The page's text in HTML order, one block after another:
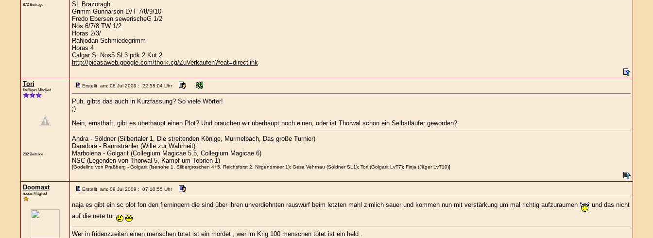
872 Beiträge
SL Brazoragh
Grimm Gunnarson LVT 7/8/9/10
Fredo Ebersen sewerischeG 1/2
Nos 6/7/8 TW 1/2
Horas 2/3/
Rahjodan Schmiedegrimm
Horas 4
Calgar S. Nos5 SL3 pdk 2 Kut 2
http://picasaweb.google.com/thork.cg/ZuVerkaufen?feat=directlink
Tori
fleißiges Mitglied
282 Beiträge
Erstellt am: 08 Jul 2009 : 22:58:04 Uhr
Puh, gibts das auch in Kurzfassung? So viele Wörter!
;)
Nein, ernsthaft, gibt es überhaupt einen Plot? Und brauchen wir überhaupt noch einen, oder ist Thorwal schon ein Selbstläufer geworden?
Andra - Söldner (Silbertaler 1, Die streitenden Könige, Murmelbach, Das große Turnier)
Daradora - Bannstrahler (Wille zur Wahrheit)
Marbolena - Golgarit (Collegium Magicae 5.5, Collegium Magicae 6)
NSC (Legenden von Thorwal 5, Kampf um Tobrien 1)
[Godelind von Praßberg - Golgarit (Isenohe 1, Silbergroschen 4+5, Reichsforst 2, Nirgendmeer 1); Gesa Vehrnau (Söldner SL1); Tori (Golgarit LvT7); Finja (Jäger LvT10)]
Doomaxt
neues Mitglied
Erstellt am: 09 Jul 2009 : 07:10:55 Uhr
naja es gibt ein sc plot fon den fjerningern die sind über ihren unverdiehnten rauswürf beim letzten mahl zimlich sauer und kommen nun mit verstärkung um mal richtig aufzuraumen
und das nicht
auf die nete tur
Wer in fridenzzeiten einen menschen tötet ist ein mördet , wer im Krig 100 menschen tötet ist ein held .